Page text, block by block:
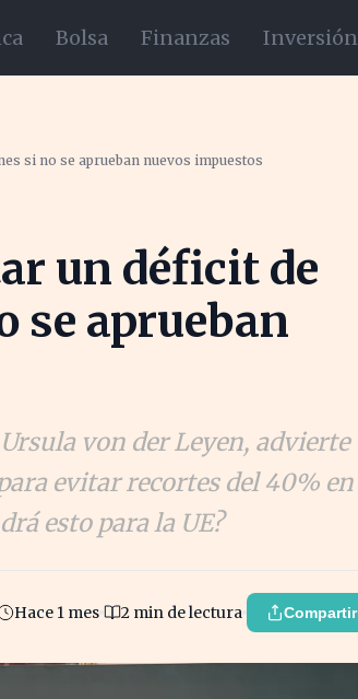
Bolsa Finanzas Inversión
si no se aprueban nuevos impuestos
un déficit de
se aprueban
von der Leyen, advierte
evitar recortes del 40% en
esto para la UE?
Hace 1 mes 2 min de lectura Compartir